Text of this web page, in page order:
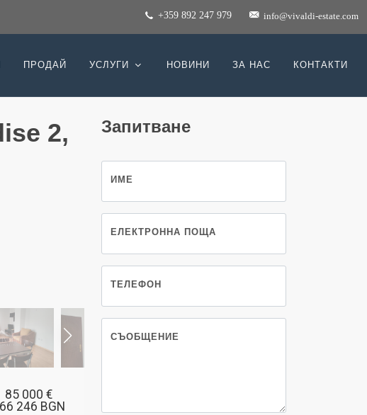
+359 892 247 979 info@vivaldi-estate.com
ПРОДАЙ УСЛУГИ НОВИНИ ЗА НАС КОНТАКТИ
2,
85 000 €
246 BGN
Запитване
ИМЕ
ЕЛЕКТРОННА ПОЩА
ТЕЛЕФОН
СЪОБЩЕНИЕ